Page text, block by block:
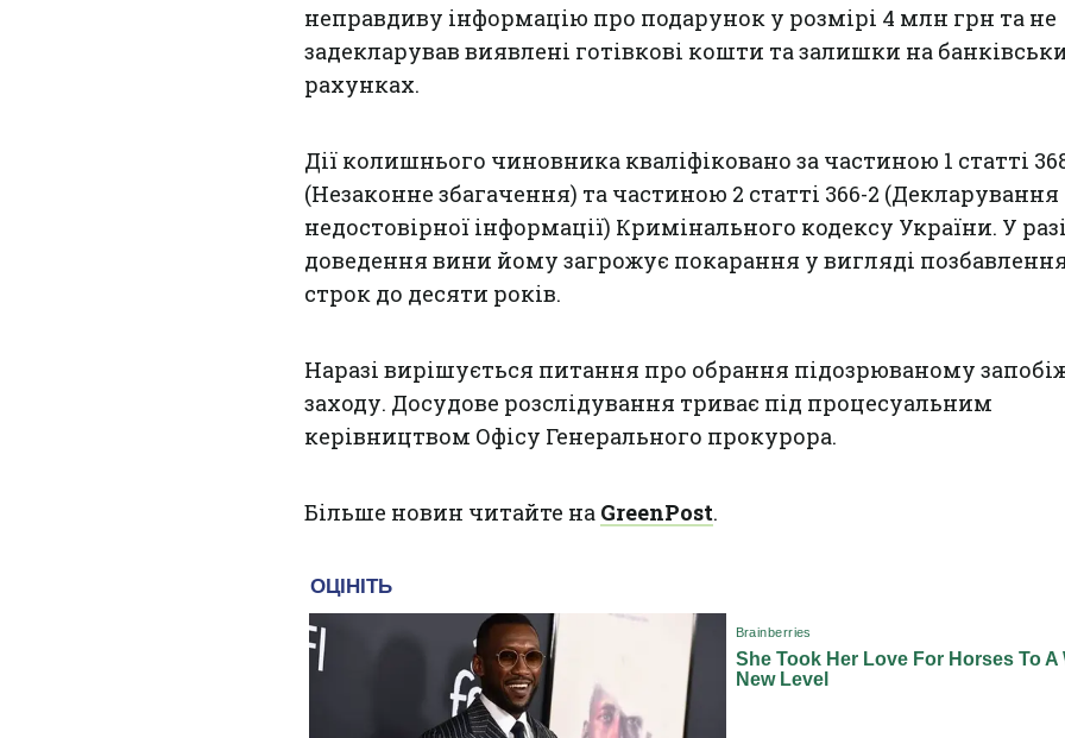
неправдиву інформацію про подарунок у розмірі 4 млн грн та не
задекларував виявлені готівкові кошти та залишки на
рахунках.
Дії колишнього чиновника кваліфіковано за частиною 1 статті
(Незаконне збагачення) та частиною 2 статті 366-2 (Декларування
недостовірної інформації) Кримінального кодексу України. У разі
доведення вини йому загрожує покарання у вигляді
строк до десяти років.
Наразі вирішується питання про обрання підозрюваному
заходу. Досудове розслідування триває під процесуальним
керівництвом Офісу Генерального прокурора.
Більше новин читайте на GreenPost.